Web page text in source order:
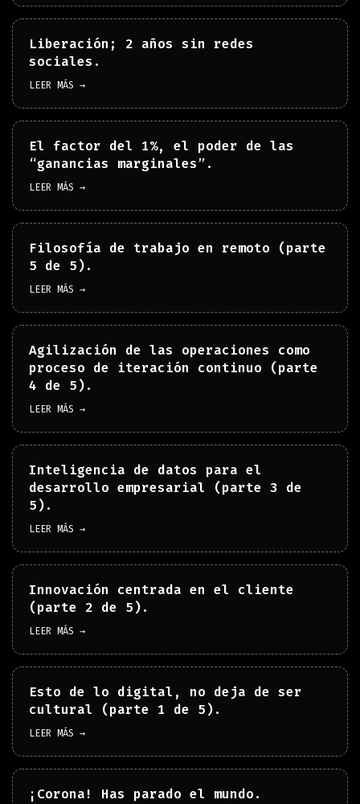
Liberación; 2 años sin redes
sociales.
LEER MÁS →
El factor del 1%, el poder de las
“ganancias marginales”.
LEER MÁS →
Filosofía de trabajo en remoto (parte
5 de 5).
LEER MÁS →
Agilización de las operaciones como
proceso de iteración continuo (parte
4 de 5).
LEER MÁS →
Inteligencia de datos para el
desarrollo empresarial (parte 3 de
5).
LEER MÁS →
Innovación centrada en el cliente
(parte 2 de 5).
LEER MÁS →
Esto de lo digital, no deja de ser
cultural (parte 1 de 5).
LEER MÁS →
¡Corona! Has parado el mundo.